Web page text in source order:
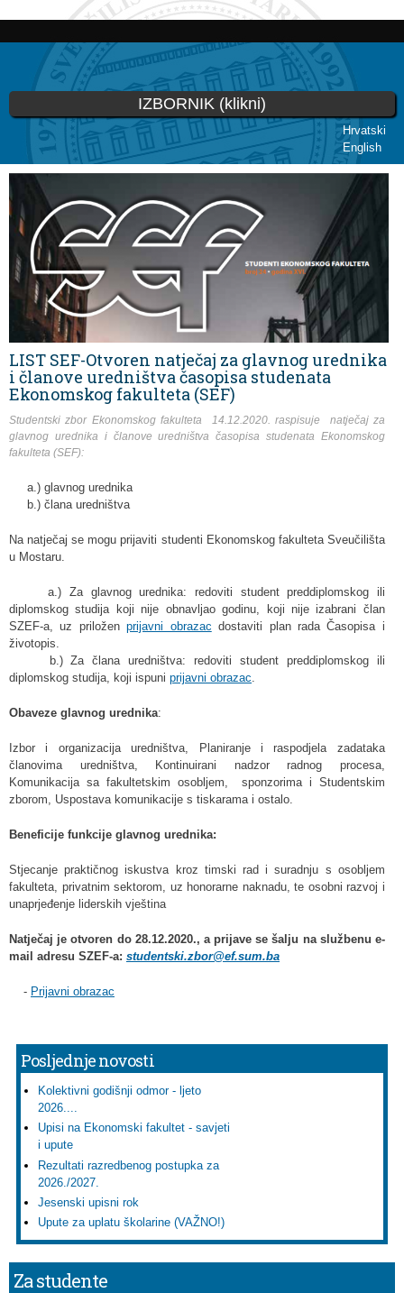
Skoči
glavni
sadržaj
Hrvatski
English
IZBORNIK (klikni)
Vi ste ovdje
LIST SEF-Otvoren natječaj za glavnog urednika
i članove uredništva časopisa studenata
Ekonomskog fakulteta (SEF)
Studentski zbor Ekonomskog fakulteta 14.12.2020. raspisuje natječaj za
glavnog urednika i članove uredništva časopisa studenata Ekonomskog
fakulteta (SEF):
a.) glavnog urednika
b.) člana uredništva
Na natječaj se mogu prijaviti studenti Ekonomskog fakulteta Sveučilišta
u Mostaru.
a.) Za glavnog urednika: redoviti student preddiplomskog ili
diplomskog studija koji nije obnavljao godinu, koji nije izabrani član
SZEF-a, uz priloženprijavni obrazac dostaviti plan rada Časopisa i
životopis.
b.) Za člana uredništva: redoviti student preddiplomskog ili
diplomskog studija, koji ispuni prijavni obrazac.
Obaveze glavnog urednika:
Izbor i organizacija uredništva, Planiranje i raspodjela zadataka
članovima uredništva, Kontinuirani nadzor radnog procesa,
Komunikacija sa fakultetskim osobljem, sponzorima i Studentskim
zborom, Uspostava komunikacije s tiskarama i ostalo.
Beneficije funkcije glavnog urednika:
Stjecanje praktičnog iskustva kroz timski rad i suradnju s osobljem
fakulteta, privatnim sektorom, uz honorarne naknadu, te osobni razvoj i
unaprjeđenje liderskih vještina
Natječaj je otvoren do 28.12.2020., a prijave se šalju na službenu e-
mail adresu SZEF-a: studentski.zbor@ef.sum.ba
- Prijavni obrazac
Posljednje novosti
Kolektivni godišnji odmor - ljeto
2026....
Upisi na Ekonomski fakultet - savjeti
i upute
Rezultati razredbenog postupka za
2026./2027.
Jesenski upisni rok
Upute za uplatu školarine (VAŽNO!)
Za studente